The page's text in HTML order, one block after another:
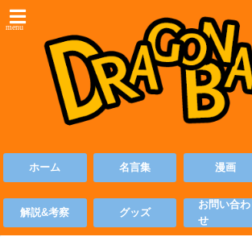
menu
ホーム 名言集 漫画
解説&考察 グッズ
お問い合わ
せ